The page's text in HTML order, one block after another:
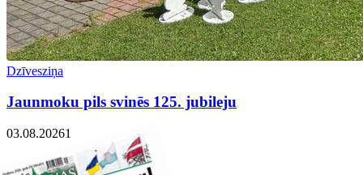
Dzīvesziņa
Jaunmoku pils svinēs 125. jubileju
03.08.20261